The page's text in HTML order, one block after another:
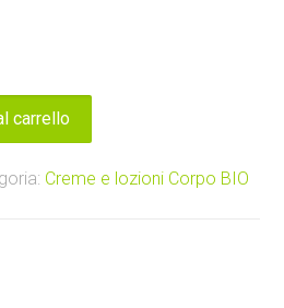
carrello
Creme e lozioni Corpo BIO